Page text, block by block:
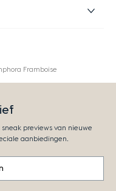
Framboise
previews van nieuwe
aanbiedingen.